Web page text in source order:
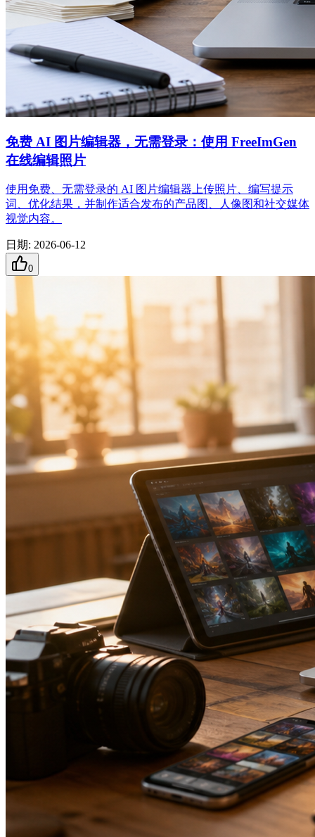
免费 AI 图片编辑器，无需登录：使用 FreeImGen
在线编辑照片
使用免费、无需登录的 AI 图片编辑器上传照片、编写提示
词、优化结果，并制作适合发布的产品图、人像图和社交媒体
视觉内容。
日期: 2026-06-12
0